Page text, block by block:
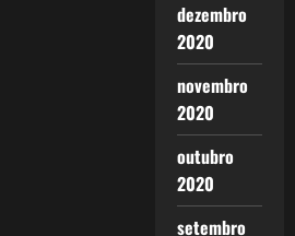
dezembro
2020
novembro
2020
outubro
2020
setembro